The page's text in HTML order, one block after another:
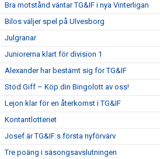
Bra motstånd väntar TG&IF i nya Vinterligan
Bilos väljer spel på Ulvesborg
Julgranar
Juniorerna klart för division 1
Alexander har bestämt sig för TG&IF
Stöd Giff – Köp din Bingolott av oss!
Lejon klar för en återkomst i TG&IF
Kontantlotteriet
Josef är TG&IF:s första nyförvärv
Tre poäng i säsongsavslutningen